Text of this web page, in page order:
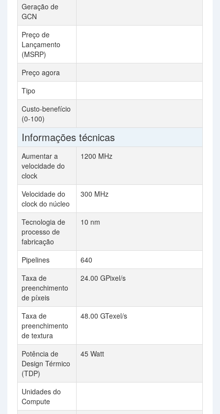
Geração de
GCN
Preço de
Lançamento
(MSRP)
Preço agora
Tipo
Custo-benefício
(0-100)
Informações técnicas
Aumentar a
velocidade do
clock
1200 MHz
Velocidade do
clock do núcleo
300 MHz
Tecnologia de
processo de
fabricação
10 nm
Pipelines
640
Taxa de
preenchimento
de píxeis
24.00 GPixel/s
Taxa de
preenchimento
de textura
48.00 GTexel/s
Potência de
Design Térmico
(TDP)
45 Watt
Unidades do
Compute